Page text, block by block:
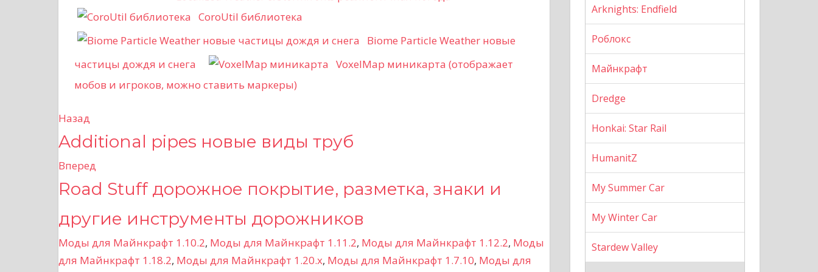
CoroUtil библиотека
Biome Particle Weather новые
частицы дождя и снега
VoxelMap миникарта (отображает
мобов и игроков, можно ставить маркеры)
Н
а
в
и
г
а
Назад
Additional pipes новые виды труб
Вперед
Road Stuff дорожное покрытие, разметка, знаки и
другие инструменты дорожников
Моды для Майнкрафт 1.10.2, Моды для Майнкрафт 1.11.2, Моды для Майнкрафт 1.12.2, Моды
для Майнкрафт 1.18.2, Моды для Майнкрафт 1.20.x, Моды для Майнкрафт 1.7.10, Моды для
Arknights: Endfield
Роблокс
Майнкрафт
Dredge
Honkai: Star Rail
HumanitZ
My Summer Car
My Winter Car
Stardew Valley